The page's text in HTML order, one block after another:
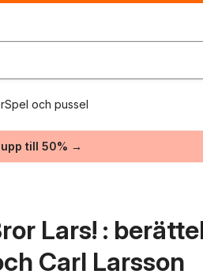
Spel och pussel
till 50% →
Lars! :
Carl Larsson